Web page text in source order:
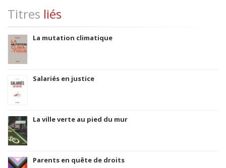
Titres liés
La mutation climatique
Salariés en justice
La ville verte au pied du mur
Parents en quête de droits